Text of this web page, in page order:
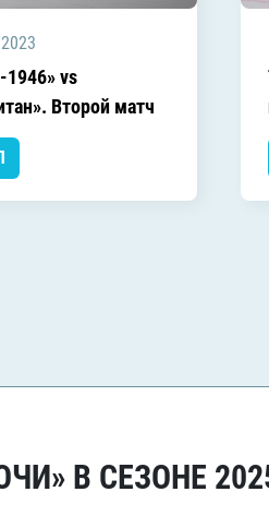
vs
Второй матч
В СЕЗОНЕ